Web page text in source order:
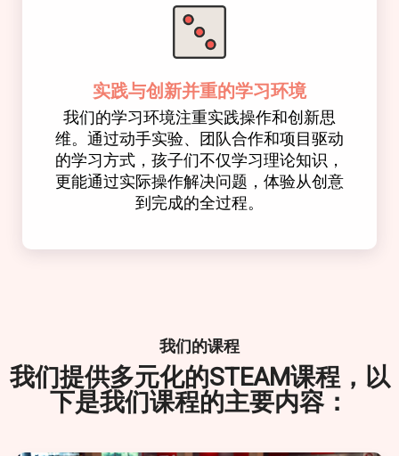
实践与创新并重的学习环境
我们的学习环境注重实践操作和创新思
维。通过动手实验、团队合作和项目驱动
的学习方式，孩子们不仅学习理论知识，
更能通过实际操作解决问题，体验从创意
到完成的全过程。
我们的课程
我们提供多元化的STEAM课程，以
下是我们课程的主要内容：